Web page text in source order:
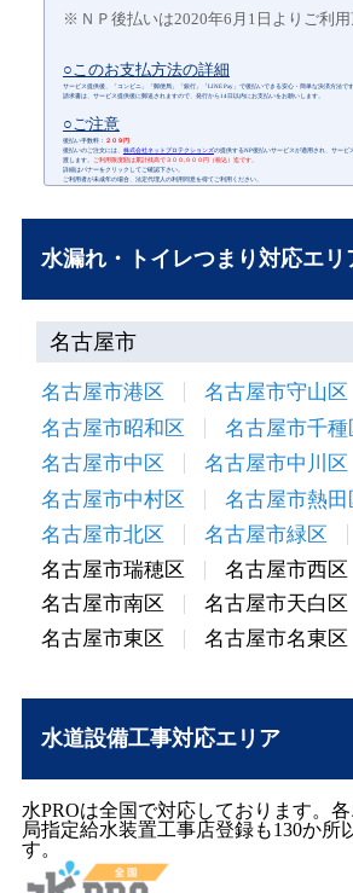
ＮＰ後払いは2020年6月1日よりご利用
○このお支払方法の詳細
サービス提供後、「コンビニ」「郵便局」「銀行」「LINE Pay」で後払いできる安心・簡単な決済方法です
請求書は、サービス提供後に郵送されますので、発行から14日以内にお支払いをお願いします。
○ご注意
後払い手数料： ２０９円
後払いのご注文には、 株式会社ネットプロテクションズの提供するNP後払いサービスが適用され、サービ
渡します。
ご利用限度額は累計残高で３００,０００円（税込）迄です。
詳細はバナーをクリックしてご確認下さい。
ご利用者が未成年の場合、法定代理人の利用同意を得てご利用ください。
水漏れ・トイレつまり対応エリ
名古屋市
名古屋市港区
名古屋市守山区
名古屋市昭和区
名古屋市千種
名古屋市中区
名古屋市中川区
名古屋市中村区
名古屋市熱田
名古屋市北区
名古屋市緑区
名古屋市瑞穂区
名古屋市西区
名古屋市南区
名古屋市天白区
名古屋市東区
名古屋市名東区
水道設備工事対応エリア
水PROは全国で対応しております。
局指定給水装置工事店登録も130か所
す。